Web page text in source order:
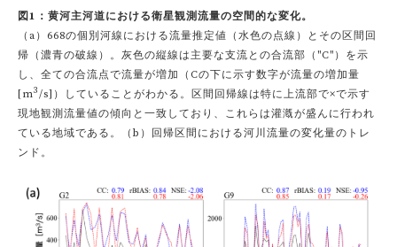
図1：黄河主河道における衛星観測流量の空間的な変化。
（a）668の個別河線における流量推定値（水色の点線）とその区間回
帰（濃青の破線）。灰色の縦線は主要な支流との合流部（"C"）を示
し、全ての合流点で流量が増加（Cの下に示す数字が流量の増加量
[m3/s]）していることがわかる。区間回帰線は特に上流部で×で示す
現地観測流量値の傾向と一致しており、これらは灌漑が盛んに行われ
ている地域である。（b）回帰区間における河川流量の変化量のトレ
ンド。